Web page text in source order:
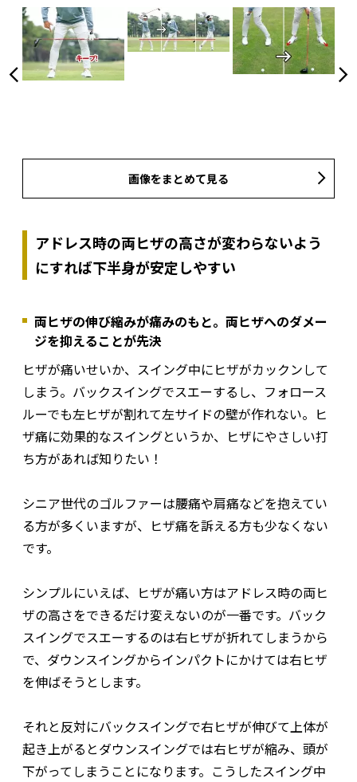
画像をまとめて見る
アドレス時の両ヒザの高さが変わらないよう
にすれば下半身が安定しやすい
両ヒザの伸び縮みが痛みのもと。両ヒザへのダメー
ジを抑えることが先決
ヒザが痛いせいか、スイング中にヒザがカックンして
しまう。バックスイングでスエーするし、フォロース
ルーでも左ヒザが割れて左サイドの壁が作れない。ヒ
ザ痛に効果的なスイングというか、ヒザにやさしい打
ち方があれば知りたい！
シニア世代のゴルファーは腰痛や肩痛などを抱えてい
る方が多くいますが、ヒザ痛を訴える方も少なくない
です。
シンプルにいえば、ヒザが痛い方はアドレス時の両ヒ
ザの高さをできるだけ変えないのが一番です。バック
スイングでスエーするのは右ヒザが折れてしまうから
で、ダウンスイングからインパクトにかけては右ヒザ
を伸ばそうとします。
それと反対にバックスイングで右ヒザが伸びて上体が
起き上がるとダウンスイングでは右ヒザが縮み、頭が
下がってしまうことになります。こうしたスイング中